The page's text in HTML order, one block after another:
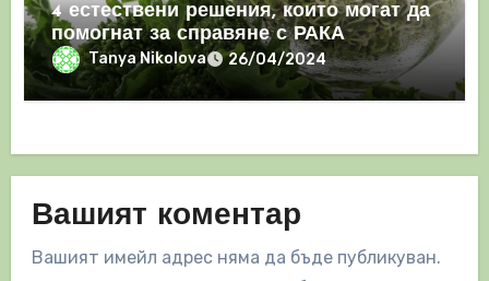
4 естествени решения, които могат да
помогнат за справяне с РАКА
Tanya Nikolova 26/04/2024
Вашият коментар
Вашият имейл адрес няма да бъде публикуван.